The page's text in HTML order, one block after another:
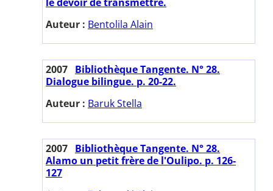
Auteur : Bentolila Alain
2007 Bibliothèque Tangente. N° 28.
Dialogue bilingue. p. 20-22.
Auteur : Baruk Stella
2007 Bibliothèque Tangente. N° 28.
Alamo un petit frère de l'Oulipo. p. 126-
127